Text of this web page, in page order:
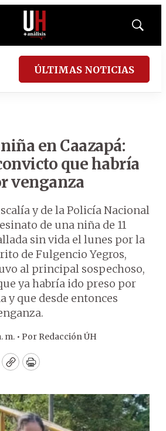
Mostrar
ÚLTIMAS NOTICIAS
en Caazapá:
que habría
venganza
y de la Policía Nacional
de una niña de 11
sin vida el lunes por la
de Fulgencio Yegros,
al principal sospechoso,
ya habría ido preso por
y que desde entonces
m. • Por Redacción ÚH
CopyPrint